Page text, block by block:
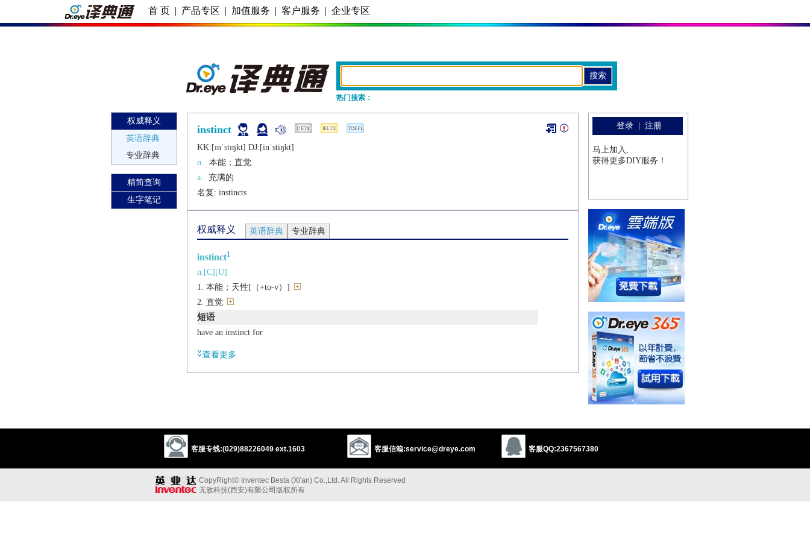
首 页 | 产品专区 | 加值服务 | 客户服务 | 企业专区
热门搜索：
权威释义
英语辞典
专业辞典
精简查询
生字笔记
instinct
KK:[ɪnˈstɪŋkt] DJ:[inˈstiŋkt]
n.
本能；直觉
a.
充满的
名复: instincts
权威释义 英语辞典 专业辞典
instinct1
n.[C][U]
本能；天性[（+to-v）]
直觉
短语
have an instinct for
natural feeling
natural tendency
instinct
a.
查看更多
客服专线:(029)88226049 ext.1603 客服信箱:service@dreye.com 客服QQ:2367567380
CopyRight© Inventec Besta (Xi'an) Co.,Ltd. All Rights Reserved
无敌科技(西安)有限公司版权所有